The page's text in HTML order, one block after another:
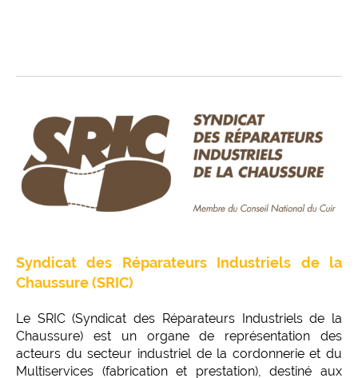
Syndicat des Réparateurs Industriels de la
Chaussure (SRIC)
Le SRIC (Syndicat des Réparateurs Industriels de la
Chaussure) est un organe de représentation des
acteurs du secteur industriel de la cordonnerie et du
Multiservices (fabrication et prestation), destiné aux